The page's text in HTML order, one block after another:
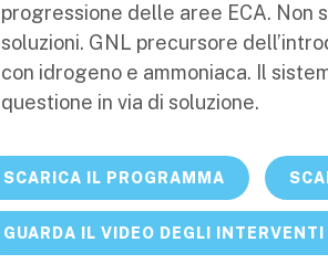
progressione delle aree ECA. Non
soluzioni. GNL precursore
con idrogeno e ammoniaca. Il
questione in via di soluzione.
SCARICA IL PROGRAMMA
GUARDA IL VIDEO DEGLI INTERVENTI